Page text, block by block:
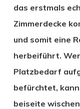
das erstmals
Zimmerdecke
und somit eine
herbeiführt.
Platzbedarf
befürchtet,
beiseite